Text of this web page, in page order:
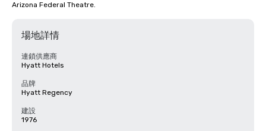
Arizona Federal Theatre.
場地詳情
連鎖供應商
Hyatt Hotels
品牌
Hyatt Regency
建設
1976